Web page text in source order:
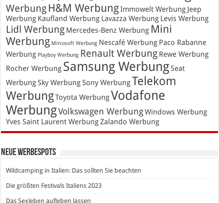
Werbung H&M WerbungImmowelt Werbung Jeep
Werbung Kaufland Werbung Lavazza Werbung Levis Werbung
Lidl Werbung Mercedes-Benz Werbung Mini
Werbung Mircosoft Werbung Nescafé Werbung Paco Rabanne
Werbung Playboy Werbung Renault Werbung Rewe Werbung
Rocher Werbung Samsung WerbungSeat
WerbungSky WerbungSony WerbungTelekom
WerbungToyota WerbungVodafone
WerbungVolkswagen WerbungWindows Werbung
Yves Saint Laurent WerbungZalando Werbung
Neue Werbespots
Wildcamping in Italien: Das sollten Sie beachten
Die größten Festivals Italiens 2023
Das Sexleben aufleben lassen